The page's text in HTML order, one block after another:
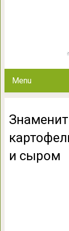
Menu
и сыром